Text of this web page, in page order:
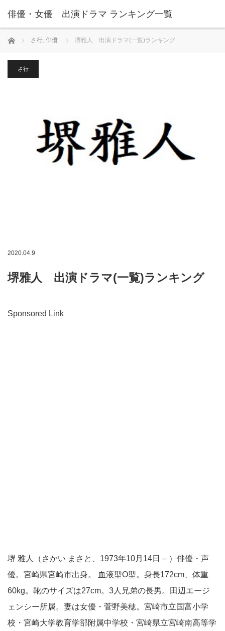
俳優・女優 出演ドラマ ランキング一覧
ホーム さ行, 俳優 堺雅人 出演ドラマ(一覧)ランキング
さ行
2020.04.9
堺雅人 出演ドラマ(一覧)ランキング
Sponsored Link
堺 雅人（さかい まさと、1973年10月14日 – ）俳優・声
優。宮崎県宮崎市出身。 血液型O型。身長172cm、体重
60kg。靴のサイズは27cm。3人兄弟の長男。田辺エージ
ェンシー所属。妻は女優・菅野美穂。宮崎市立国富小学
校・宮崎大学教育学部附属中学校・宮崎県立宮崎南高等学